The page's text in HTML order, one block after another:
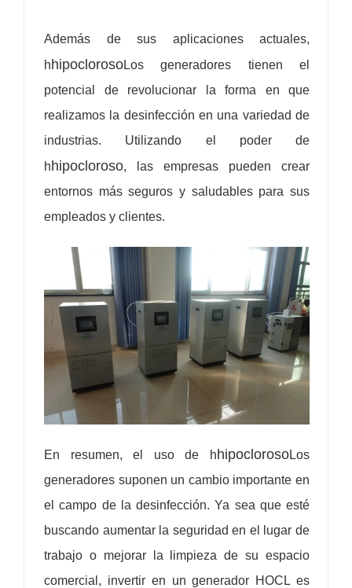
Además de sus aplicaciones actuales,
hhipoclorosoLos generadores tienen el
potencial de revolucionar la forma en que
realizamos la desinfección en una variedad de
industrias. Utilizando el poder de
hhipocloroso, las empresas pueden crear
entornos más seguros y saludables para sus
empleados y clientes.
En resumen, el uso de hhipoclorosoLos
generadores suponen un cambio importante en
el campo de la desinfección. Ya sea que esté
buscando aumentar la seguridad en el lugar de
trabajo o mejorar la limpieza de su espacio
comercial, invertir en un generador HOCL es